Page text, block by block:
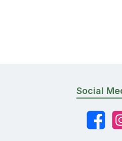
Social
Facebook